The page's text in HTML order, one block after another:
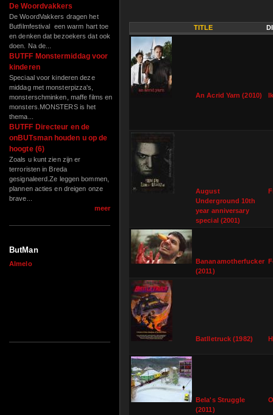
De Woordvakkers
De WoordVakkers dragen het
Butfilmfestival een warm hart toe
en denken dat bezoekers dat ook
doen. Na de...
BUTFF Monstermiddag voor
kinderen
Speciaal voor kinderen deze
middag met monsterpizza's,
monsterschminken, maffe films en
monsters.MONSTERS is het
thema...
BUTFF Directeur en de
onBUTsman houden u op de
hoogte (6)
Zoals u kunt zien zijn er
terroristen in Breda
gesignaleerd.Ze leggen bommen,
plannen acties en dreigen onze
brave...
meer
ButMan
Almelo
TITLE
An Acrid Yarn (2010)
August
Underground 10th
year anniversary
special (2001)
Bananamotherfucker
(2011)
Batlletruck (1982)
Bela's Struggle
(2011)